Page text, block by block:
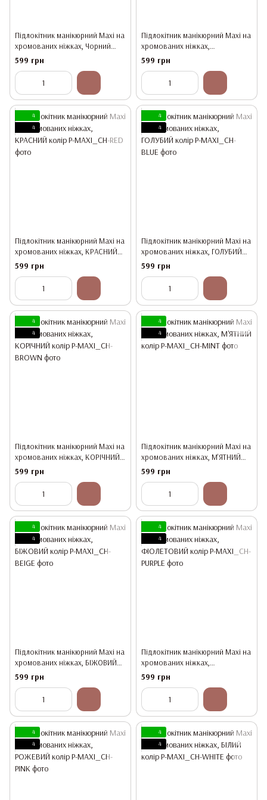
Підлокітник манікюрний Maxi на
хромованих ніжках, Чорний
колір
599 грн
Підлокітник манікюрний Maxi на
хромованих ніжках,
ГРАФІТОВИЙ колір
599 грн
4
4
Підлокітник манікюрний Maxi на
хромованих ніжках, КРАСНИЙ
колір
599 грн
4
4
Підлокітник манікюрний Maxi на
хромованих ніжках, ГОЛУБИЙ
колір
599 грн
4
4
Підлокітник манікюрний Maxi на
хромованих ніжках, КОРІЧНИЙ
колір
599 грн
4
4
Підлокітник манікюрний Maxi на
хромованих ніжках, М'ЯТНИЙ
колір
599 грн
4
4
Підлокітник манікюрний Maxi на
хромованих ніжках, БІЖОВИЙ
колір
599 грн
4
4
Підлокітник манікюрний Maxi на
хромованих ніжках,
ФІОЛЕТОВИЙ колір
599 грн
4
4
4
4